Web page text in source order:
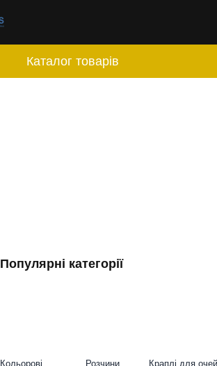
Каталог товарів
Популярні категорії
Кольорові Розчини Краплі для